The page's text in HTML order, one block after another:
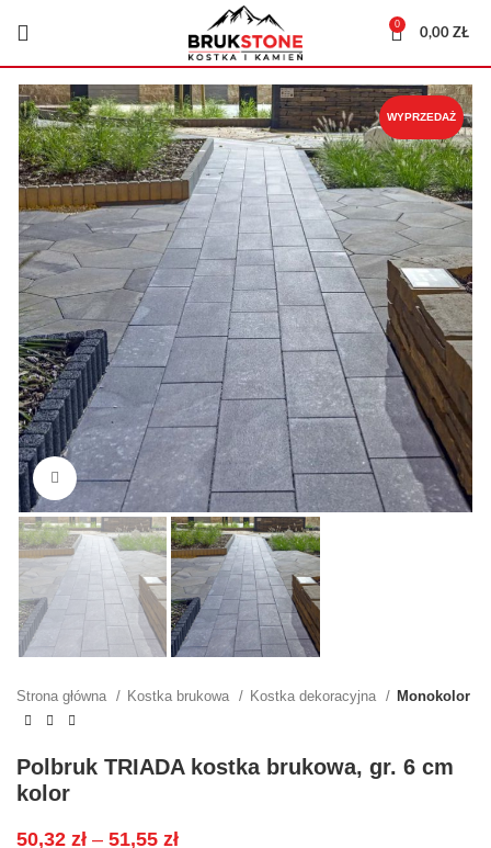
0
0,00ZŁ
WYPRZEDAŻ
Kliknij, aby powiększyć
Strona główna Kostka brukowa Kostka dekoracyjna Monokolor
Polbruk TRIADA kostka brukowa, gr. 6 cm
kolor
50,32 zł – 51,55 zł